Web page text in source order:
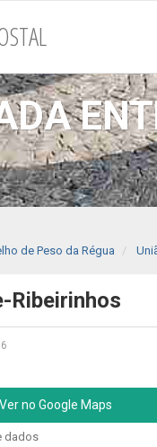
de Peso da Régua
Ribeirinhos
Ver no Google Maps
dados